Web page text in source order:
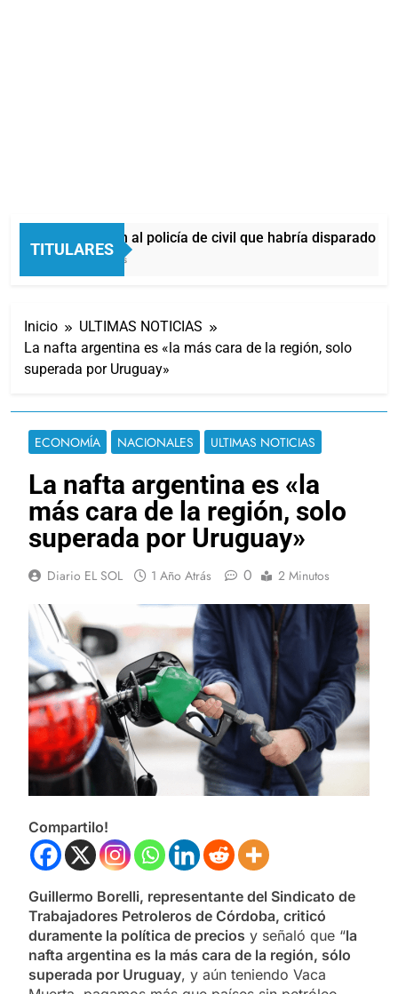
TITULARES
Identificaron al policía de civil que habría disparado
33 Minutos Atrás
Inicio
ULTIMAS NOTICIAS
La nafta argentina es «la más cara de la región, solo
superada por Uruguay»
ECONOMÍA NACIONALES ULTIMAS NOTICIAS
La nafta argentina es «la
más cara de la región, solo
superada por Uruguay»
Diario EL SOL 1 Año Atrás 0 2 Minutos
Compartilo!
Guillermo Borelli, representante del Sindicato de
Trabajadores Petroleros de Córdoba, criticó
duramente la política de precios y señaló que “la
nafta argentina es la más cara de la región, sólo
superada por Uruguay, y aún teniendo Vaca